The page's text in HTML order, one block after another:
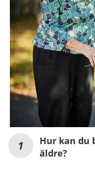
Hur kan du
äldre?